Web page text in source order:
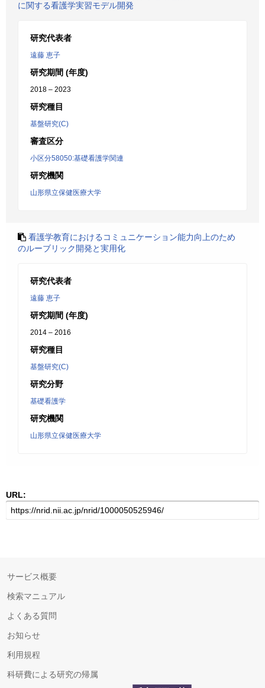
に関する看護学実習モデル開発
研究代表者
遠藤 恵子
研究期間 (年度)
2018 – 2023
研究種目
基盤研究(C)
審査区分
小区分58050:基礎看護学関連
研究機関
山形県立保健医療大学
看護学教育におけるコミュニケーション能力向上のため
のルーブリック開発と実用化
研究代表者
遠藤 恵子
研究期間 (年度)
2014 – 2016
研究種目
基盤研究(C)
研究分野
基礎看護学
研究機関
山形県立保健医療大学
URL:
サービス概要
検索マニュアル
よくある質問
お知らせ
利用規程
科研費による研究の帰属